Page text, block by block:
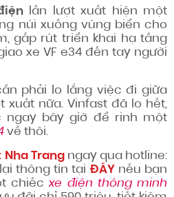
lần lượt xuất hiện một
núi xuống vùng biển cho
gấp rút triển khai hạ tầng
xe VF e34 đến tay người
phải lo lắng việc đi giữa
xuất nữa. Vinfast đã lo hết,
ngay bây giờ để rinh một
về thôi.
Nha Trangngay qua hotline:
thông tin tại ĐÂY nếu bạn
chiếc xe điện thông minh